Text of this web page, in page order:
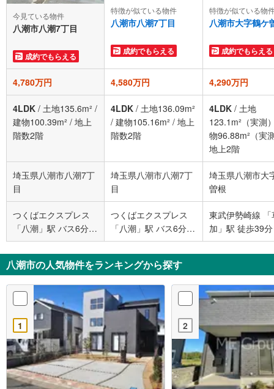
今見ている物件
八潮市八潮7丁目
成約でもらえる
特徴が似ている物件
八潮市八潮7丁目
成約でもらえる
特徴が似ている物
八潮市大字鶴ケ
成約でもらえる
4,780万円 4,580万円 4,290万円
4LDK / 土地135.6m² /
建物100.39m² / 地上
階数2階
4LDK / 土地136.09m²
/ 建物105.16m² / 地上
階数2階
4LDK / 土地
123.1m²（実測
物96.88m²（実
地上2階
埼玉県八潮市八潮7丁
目
埼玉県八潮市八潮7丁
目
埼玉県八潮市大
曽根
つくばエクスプレス
「八潮」駅 バス6分
上馬場 バス停下車 徒
歩1分
つくばエクスプレス
「八潮」駅 バス6分
上馬場 バス停下車 徒
歩1分
東武伊勢崎線 「
加」駅 徒歩39分
八潮市の人気物件をランキングから探す
1 2